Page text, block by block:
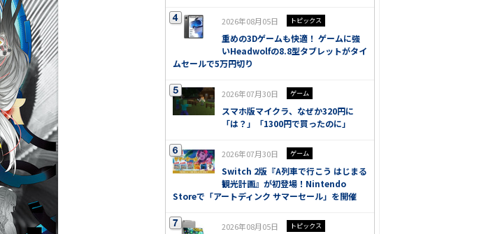
2026年08月05日 トピックス
重めの3Dゲームも快適！ ゲームに強
いHeadwolfの8.8型タブレットがタイ
ムセールで5万円切り
2026年07月30日 ゲーム
スマホ版マイクラ、なぜか320円に
「は？」「1300円で買ったのに」
2026年07月30日 ゲーム
Switch 2版『A列車で行こう はじまる
観光計画』が初登場！Nintendo
Storeで「アートディンク サマーセール」を開催
2026年08月05日 トピックス